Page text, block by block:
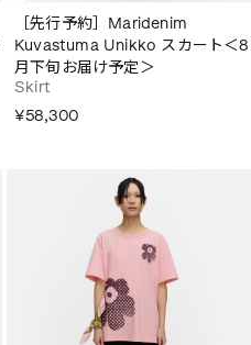
［先行予約］Maridenim
Kuvastuma Unikko スカート＜8
月下旬お届け予定＞
Skirt
¥58,300